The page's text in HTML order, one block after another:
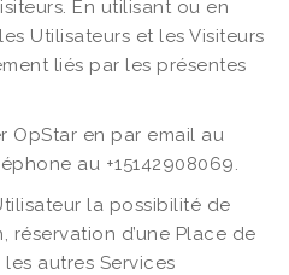
En utilisant ou en
Utilisateurs et les Visiteurs
liés par les présentes
OpStar en par email au
au +15142908069.
la possibilité de
d’une Place de
autres Services